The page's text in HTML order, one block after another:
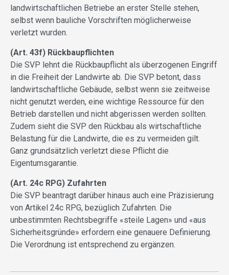
landwirtschaftlichen Betriebe an erster Stelle stehen,
selbst wenn bauliche Vorschriften möglicherweise
verletzt wurden.
(Art. 43f) Rückbaupflichten
Die SVP lehnt die Rückbaupflicht als überzogenen Eingriff
in die Freiheit der Landwirte ab. Die SVP betont, dass
landwirtschaftliche Gebäude, selbst wenn sie zeitweise
nicht genutzt werden, eine wichtige Ressource für den
Betrieb darstellen und nicht abgerissen werden sollten.
Zudem sieht die SVP den Rückbau als wirtschaftliche
Belastung für die Landwirte, die es zu vermeiden gilt.
Ganz grundsätzlich verletzt diese Pflicht die
Eigentumsgarantie.
(Art. 24c RPG) Zufahrten
Die SVP beantragt darüber hinaus auch eine Präzisierung
von Artikel 24c RPG, bezüglich Zufahrten. Die
unbestimmten Rechtsbegriffe «steile Lagen» und «aus
Sicherheitsgründe» erfordern eine genauere Definierung.
Die Verordnung ist entsprechend zu ergänzen.